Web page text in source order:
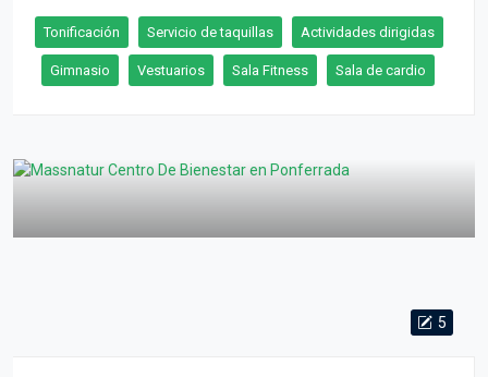
Tonificación Servicio de taquillas Actividades dirigidas
Gimnasio Vestuarios Sala Fitness Sala de cardio
5